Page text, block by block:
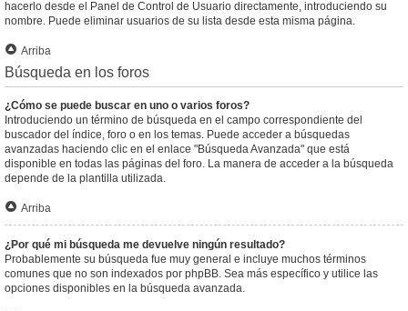
hacerlo desde el Panel de Control de Usuario directamente, introduciendo su
nombre. Puede eliminar usuarios de su lista desde esta misma página.
Arriba
Búsqueda en los foros
¿Cómo se puede buscar en uno o varios foros?
Introduciendo un término de búsqueda en el campo correspondiente del
buscador del índice, foro o en los temas. Puede acceder a búsquedas
avanzadas haciendo clic en el enlace "Búsqueda Avanzada" que está
disponible en todas las páginas del foro. La manera de acceder a la búsqueda
depende de la plantilla utilizada.
Arriba
¿Por qué mi búsqueda me devuelve ningún resultado?
Probablemente su búsqueda fue muy general e incluye muchos términos
comunes que no son indexados por phpBB. Sea más específico y utilice las
opciones disponibles en la búsqueda avanzada.